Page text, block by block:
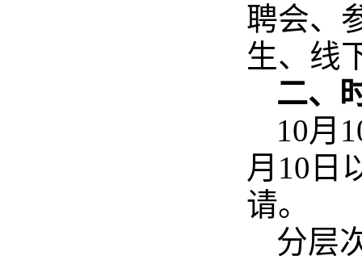
聘会、
生、线
二、
10月
月10日
请。
分层